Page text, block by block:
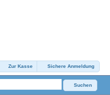
Zur Kasse Sichere Anmeldung
Suchen